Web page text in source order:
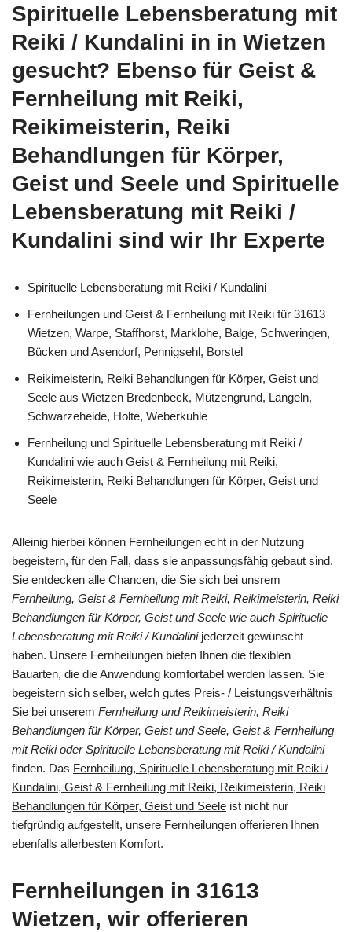
Spirituelle Lebensberatung mit
Reiki / Kundalini in in Wietzen
gesucht? Ebenso für Geist &
Fernheilung mit Reiki,
Reikimeisterin, Reiki
Behandlungen für Körper,
Geist und Seele und Spirituelle
Lebensberatung mit Reiki /
Kundalini sind wir Ihr Experte
Spirituelle Lebensberatung mit Reiki / Kundalini
Fernheilungen und Geist & Fernheilung mit Reiki für 31613
Wietzen, Warpe, Staffhorst, Marklohe, Balge, Schweringen,
Bücken und Asendorf, Pennigsehl, Borstel
Reikimeisterin, Reiki Behandlungen für Körper, Geist und
Seele aus Wietzen Bredenbeck, Mützengrund, Langeln,
Schwarzeheide, Holte, Weberkuhle
Fernheilung und Spirituelle Lebensberatung mit Reiki /
Kundalini wie auch Geist & Fernheilung mit Reiki,
Reikimeisterin, Reiki Behandlungen für Körper, Geist und
Seele
Alleinig hierbei können Fernheilungen echt in der Nutzung
begeistern, für den Fall, dass sie anpassungsfähig gebaut sind.
Sie entdecken alle Chancen, die Sie sich bei unsrem
Fernheilung, Geist & Fernheilung mit Reiki, Reikimeisterin, Reiki
Behandlungen für Körper, Geist und Seele wie auch Spirituelle
Lebensberatung mit Reiki / Kundalinijederzeit gewünscht
haben. Unsere Fernheilungen bieten Ihnen die flexiblen
Bauarten, die die Anwendung komfortabel werden lassen. Sie
begeistern sich selber, welch gutes Preis- / Leistungsverhältnis
Sie bei unserem Fernheilung und Reikimeisterin, Reiki
Behandlungen für Körper, Geist und Seele, Geist & Fernheilung
mit Reiki oder Spirituelle Lebensberatung mit Reiki / Kundalini
finden. Das Fernheilung, Spirituelle Lebensberatung mit Reiki /
Kundalini, Geist & Fernheilung mit Reiki, Reikimeisterin, Reiki
Behandlungen für Körper, Geist und Seele ist nicht nur
tiefgründig aufgestellt, unsere Fernheilungen offerieren Ihnen
ebenfalls allerbesten Komfort.
Fernheilungen in 31613
Wietzen, wir offerieren